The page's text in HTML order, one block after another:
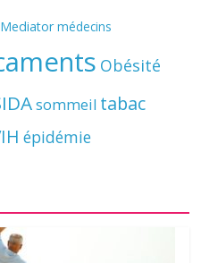
Mediator médecins
Obésité
sommeil tabac
épidémie